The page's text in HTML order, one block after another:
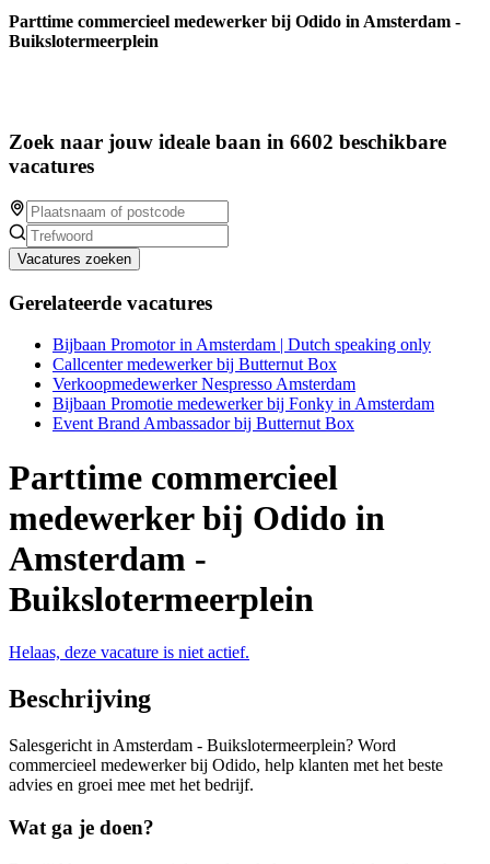
Parttime commercieel medewerker bij Odido in Amsterdam -
Buikslotermeerplein
Zoek naar jouw ideale baan in 6602 beschikbare
vacatures
Vacatures zoeken
Gerelateerde vacatures
Bijbaan Promotor in Amsterdam | Dutch speaking only
Callcenter medewerker bij Butternut Box
Verkoopmedewerker Nespresso Amsterdam
Bijbaan Promotie medewerker bij Fonky in Amsterdam
Event Brand Ambassador bij Butternut Box
Parttime commercieel
medewerker bij Odido in
Amsterdam -
Buikslotermeerplein
Helaas, deze vacature is niet actief.
Beschrijving
Salesgericht in Amsterdam - Buikslotermeerplein? Word
commercieel medewerker bij Odido, help klanten met het beste
advies en groei mee met het bedrijf.
Wat ga je doen?